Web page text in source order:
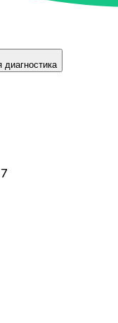
диагностика